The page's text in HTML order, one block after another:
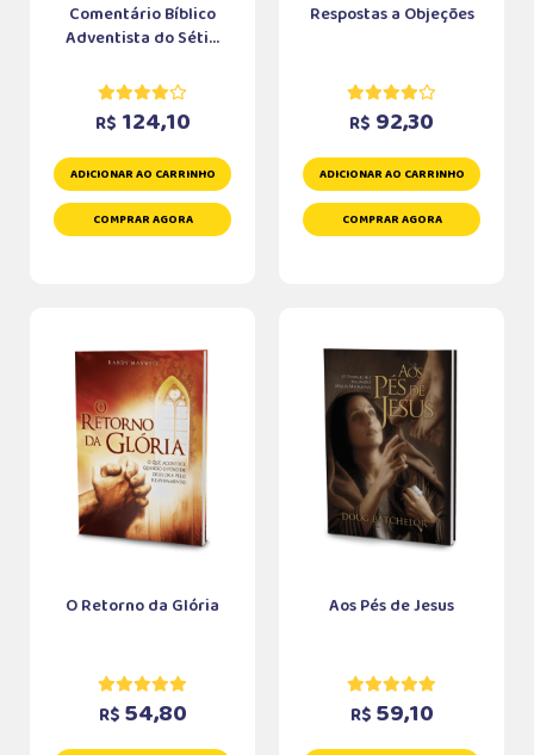
Comentário Bíblico
Adventista do Séti...
R$ 124,10
ADICIONAR AO CARRINHO
COMPRAR AGORA
Respostas a Objeções
R$ 92,30
ADICIONAR AO CARRINHO
COMPRAR AGORA
O Retorno da Glória
R$ 54,80
Aos Pés de Jesus
R$ 59,10